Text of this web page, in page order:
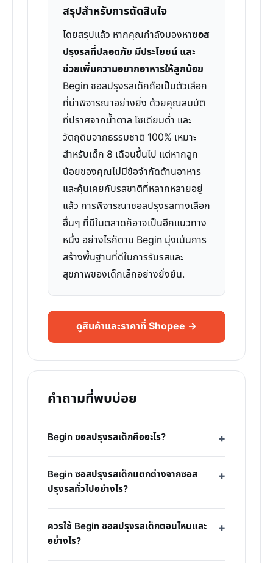
สรุปสำหรับการตัดสินใจ
โดยสรุปแล้ว หากคุณกำลังมองหาซอส
ปรุงรสที่ปลอดภัย มีประโยชน์ และ
ช่วยเพิ่มความอยากอาหารให้ลูกน้อย
Begin ซอสปรุงรสเด็กถือเป็นตัวเลือก
ที่น่าพิจารณาอย่างยิ่ง ด้วยคุณสมบัติ
ที่ปราศจากน้ำตาล โซเดียมต่ำ และ
วัตถุดิบจากธรรมชาติ 100% เหมาะ
สำหรับเด็ก 8 เดือนขึ้นไป แต่หากลูก
น้อยของคุณไม่มีข้อจำกัดด้านอาหาร
และคุ้นเคยกับรสชาติที่หลากหลายอยู่
แล้ว การพิจารณาซอสปรุงรสทางเลือก
อื่นๆ ที่มีในตลาดก็อาจเป็นอีกแนวทาง
หนึ่ง อย่างไรก็ตาม Begin มุ่งเน้นการ
สร้างพื้นฐานที่ดีในการรับรสและ
สุขภาพของเด็กเล็กอย่างยั่งยืน.
ดูสินค้าและราคาที่ Shopee →
คำถามที่พบบ่อย
Begin ซอสปรุงรสเด็กคืออะไร?
Begin ซอสปรุงรสเด็กแตกต่างจากซอส
ปรุงรสทั่วไปอย่างไร?
ควรใช้ Begin ซอสปรุงรสเด็กตอนไหนและ
อย่างไร?